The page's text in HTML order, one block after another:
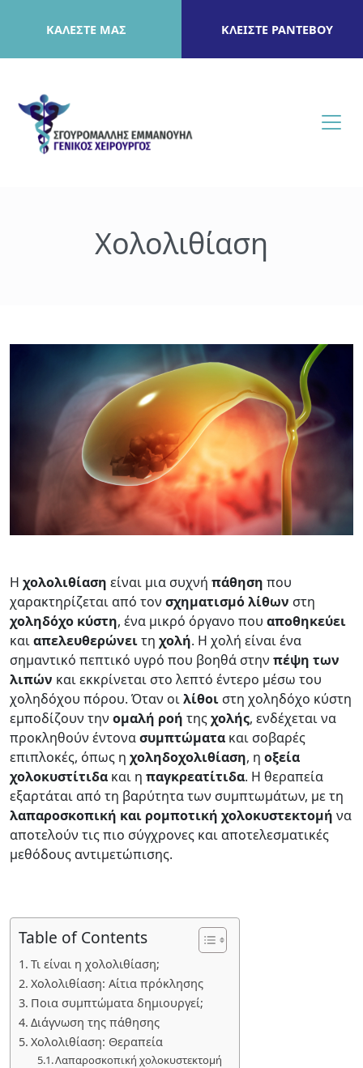
ΚΑΛΕΣΤΕ ΜΑΣ ΚΛΕΙΣΤΕ ΡΑΝΤΕΒΟΥ
Χολολιθίαση
Η χολολιθίαση είναι μια συχνή πάθηση που
χαρακτηρίζεται από τον σχηματισμό λίθων στη
χοληδόχο κύστη, ένα μικρό όργανο που αποθηκεύει
καιαπελευθερώνειτη χολή. Η χολή είναι ένα
σημαντικό πεπτικό υγρό που βοηθά στην πέψη των
λιπών και εκκρίνεται στο λεπτό έντερο μέσω του
χοληδόχου πόρου. Όταν οιλίθοι στη χοληδόχο κύστη
εμποδίζουν την ομαλή ροή τηςχολής, ενδέχεται να
προκληθούν έντονασυμπτώματα και σοβαρές
επιπλοκές, όπως η χοληδοχολιθίαση, η οξεία
χολοκυστίτιδα και η παγκρεατίτιδα. Η θεραπεία
εξαρτάται από τη βαρύτητα των συμπτωμάτων, με τη
λαπαροσκοπική και ρομποτική χολοκυστεκτομή να
αποτελούν τις πιο σύγχρονες και αποτελεσματικές
μεθόδους αντιμετώπισης.
Table of Contents
Τι είναι η χολολιθίαση;
Χολολιθίαση: Αίτια πρόκλησης
Ποια συμπτώματα δημιουργεί;
Διάγνωση της πάθησης
Χολολιθίαση: Θεραπεία
Λαπαροσκοπική χολοκυστεκτομή